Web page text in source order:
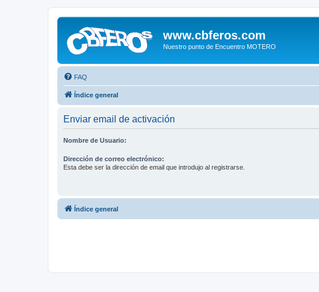
www.cbferos.com
Nuestro punto de Encuentro MOTERO
FAQ
Índice general
Enviar email de activación
Nombre de Usuario:
Dirección de correo electrónico:
Esta debe ser la dirección de email que introdujo al registrarse.
Índice general